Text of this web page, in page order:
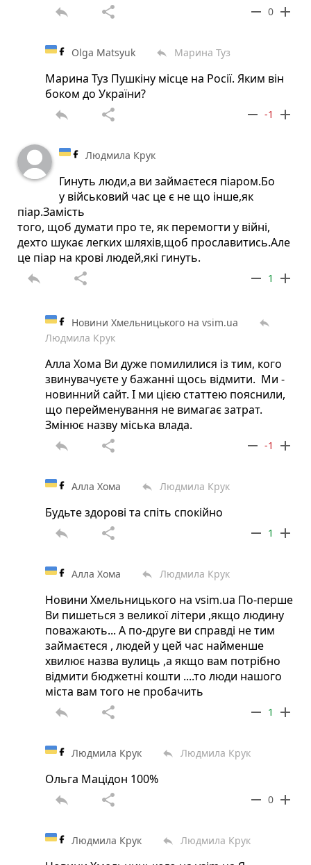
reply share remove 0 add
Olga Matsyuk reply Марина Туз
Марина Туз Пушкіну місце на Росії. Яким він
боком до України?
reply share remove -1 add
Людмила Крук
Гинуть люди,а ви займаєтеся піаром.Бо
у військовий час це є не що інше,як
піар.Замість
того, щоб думати про те, як перемогти у війні,
дехто шукає легких шляхів,щоб прославитись.Але
це піар на крові людей,які гинуть.
reply share remove 1 add
Новини Хмельницького на vsim.ua reply
Людмила Крук
Алла Хома Ви дуже помилилися із тим, кого
звинувачуєте у бажанні щось відмити. Ми -
новинний сайт. І ми цією статтею пояснили,
що перейменування не вимагає затрат.
Змінює назву міська влада.
reply share remove -1 add
Алла Хома reply Людмила Крук
Будьте здорові та спіть спокійно
reply share remove 1 add
Алла Хома reply Людмила Крук
Новини Хмельницького на vsim.ua По-перше
Ви пишеться з великої літери ,якщо людину
поважають... А по-друге ви справді не тим
займаєтеся , людей у цей час найменше
хвилює назва вулиць ,а якщо вам потрібно
відмити бюджетні кошти ....то люди нашого
міста вам того не пробачить
reply share remove 1 add
Людмила Крук reply Людмила Крук
Ольга Мацідон 100%
reply share remove 0 add
Людмила Крук reply Людмила Крук